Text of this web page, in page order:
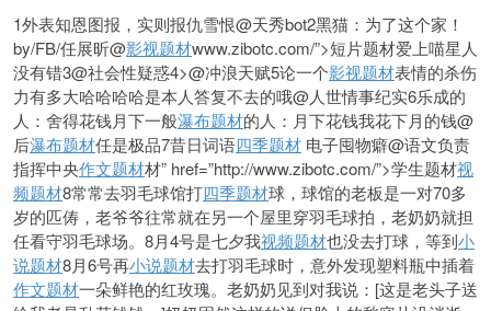
1外表知恩图报，实则报仇雪恨@天秀bot2黑猫：为了这个家！
by/FB/任展昕@影视题材www.zibotc.com/”>短片题材爱上喵星人
没有错3@社会性疑惑4>@冲浪天赋5论一个影视题材表情的杀伤
力有多大哈哈哈哈是本人答复不去的哦@人世情事纪实6乐成的
人：舍得花钱月下一般瀑布题材的人：月下花钱我花下月的钱@
后瀑布题材任是极品7昔日词语四季题材 电子囤物癖@语文负责
指挥中央作文题材材” href=”http://www.zibotc.com/”>学生题材视
频题材8常常去羽毛球馆打四季题材球，球馆的老板是一对70多
岁的匹俦，老爷爷往常就在另一个屋里穿羽毛球拍，老奶奶就担
任看守羽毛球场。8月4号是七夕我视频题材也没去打球，等到小
说题材8月6号再小说题材去打羽毛球时，意外发现塑料瓶中插着
作文题材一朵鲜艳的红玫瑰。老奶奶见到对我说：[这是老头子送